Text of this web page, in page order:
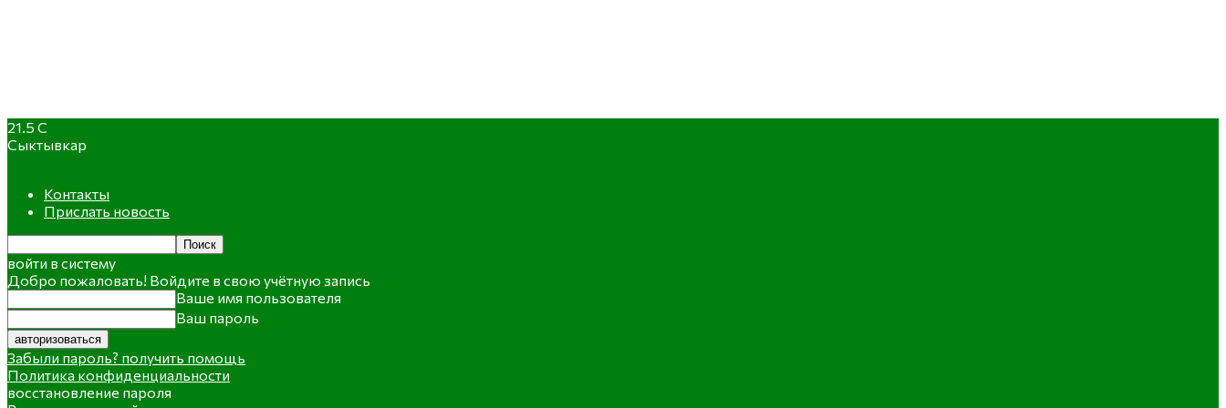
21.5 C
Сыктывкар
Контакты
Прислать новость
войти в систему
Добро пожаловать! Войдите в свою учётную запись
Ваше имя пользователя
Ваш пароль
Забыли пароль? получить помощь
Политика конфиденциальности
восстановление пароля